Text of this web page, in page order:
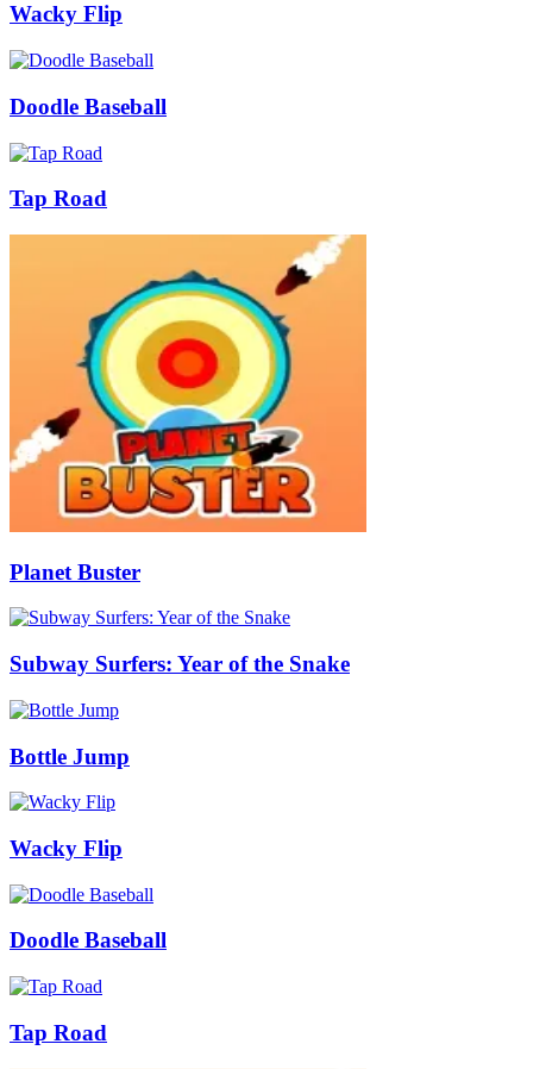
Wacky Flip
Doodle Baseball
Tap Road
Planet Buster
Subway Surfers: Year of the Snake
Bottle Jump
Wacky Flip
Doodle Baseball
Tap Road